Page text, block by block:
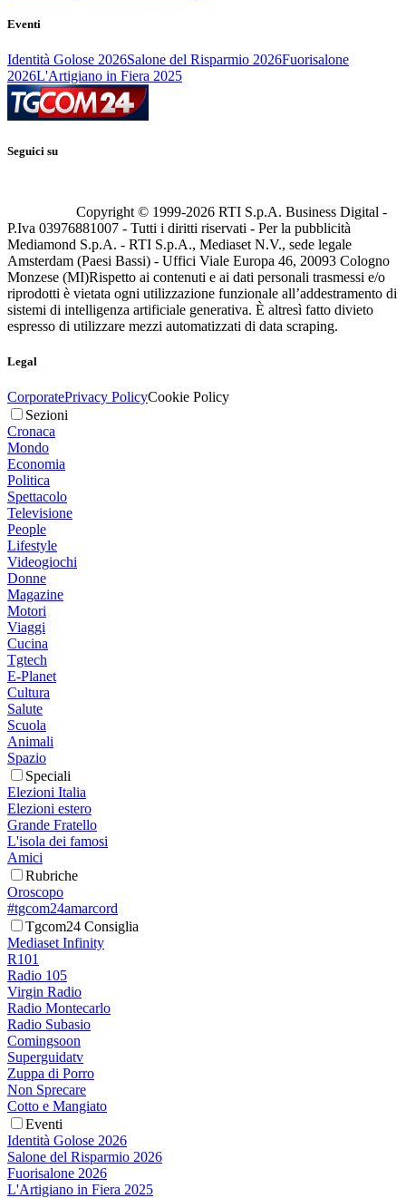
Eventi
Identità Golose 2026Salone del Risparmio 2026Fuorisalone
2026L'Artigiano in Fiera 2025
Seguici su
Copyright © 1999-2026 RTI S.p.A. Business Digital -
P.Iva 03976881007 - Tutti i diritti riservati - Per la pubblicità
Mediamond S.p.A. - RTI S.p.A., Mediaset N.V., sede legale
Amsterdam (Paesi Bassi) - Uffici Viale Europa 46, 20093 Cologno
Monzese (MI)Rispetto ai contenuti e ai dati personali trasmessi e/o
riprodotti è vietata ogni utilizzazione funzionale all’addestramento di
sistemi di intelligenza artificiale generativa. È altresì fatto divieto
espresso di utilizzare mezzi automatizzati di data scraping.
Legal
CorporatePrivacy PolicyCookie Policy
Sezioni
Cronaca
Mondo
Economia
Politica
Spettacolo
Televisione
People
Lifestyle
Videogiochi
Donne
Magazine
Motori
Viaggi
Cucina
Tgtech
E-Planet
Cultura
Salute
Scuola
Animali
Spazio
Speciali
Elezioni Italia
Elezioni estero
Grande Fratello
L'isola dei famosi
Amici
Rubriche
Oroscopo
#tgcom24amarcord
Tgcom24 Consiglia
Mediaset Infinity
R101
Radio 105
Virgin Radio
Radio Montecarlo
Radio Subasio
Comingsoon
Superguidatv
Zuppa di Porro
Non Sprecare
Cotto e Mangiato
Eventi
Identità Golose 2026
Salone del Risparmio 2026
Fuorisalone 2026
L'Artigiano in Fiera 2025